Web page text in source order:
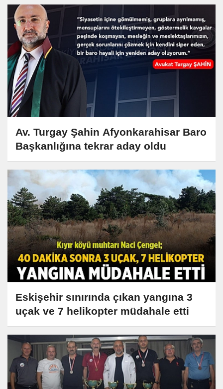
Av. Turgay Şahin Afyonkarahisar Baro
Başkanlığına tekrar aday oldu
Eskişehir sınırında çıkan yangına 3
uçak ve 7 helikopter müdahale etti